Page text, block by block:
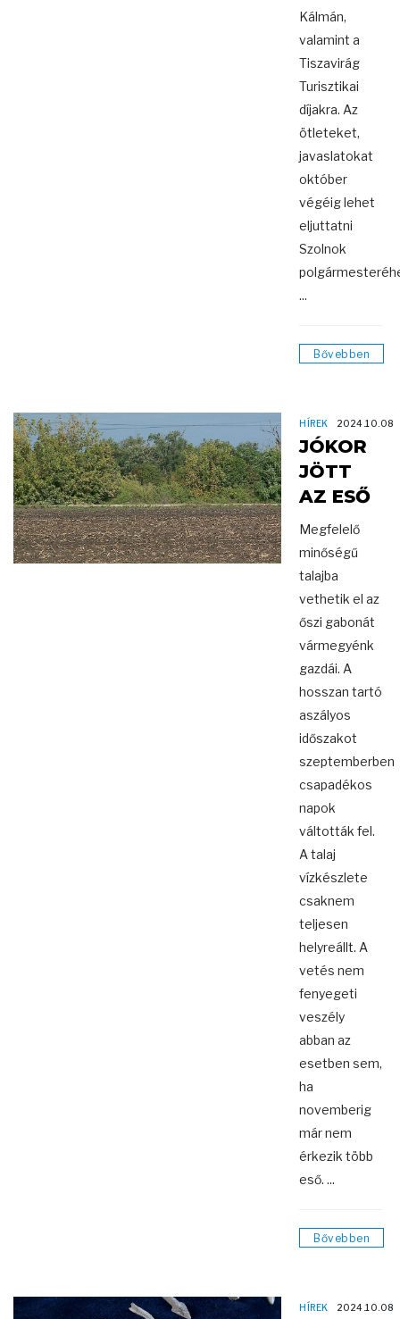
Kálmán,
valamint a
Tiszavirág
Turisztikai
díjakra. Az
ötleteket,
javaslatokat
október
végéig lehet
eljuttatni
Szolnok
...
Bővebben
HÍREK 2024.10.08
JÓKOR
JÖTT
AZ ESŐ
Megfelelő
minőségű
talajba
vethetik el az
őszi gabonát
vármegyénk
gazdái. A
hosszan tartó
aszályos
időszakot
szeptemberben
csapadékos
napok
váltották fel.
A talaj
vízkészlete
csaknem
teljesen
helyreállt. A
vetés nem
fenyegeti
veszély
abban az
esetben sem,
ha
novemberig
már nem
érkezik több
eső. ...
Bővebben
HÍREK 2024.10.08